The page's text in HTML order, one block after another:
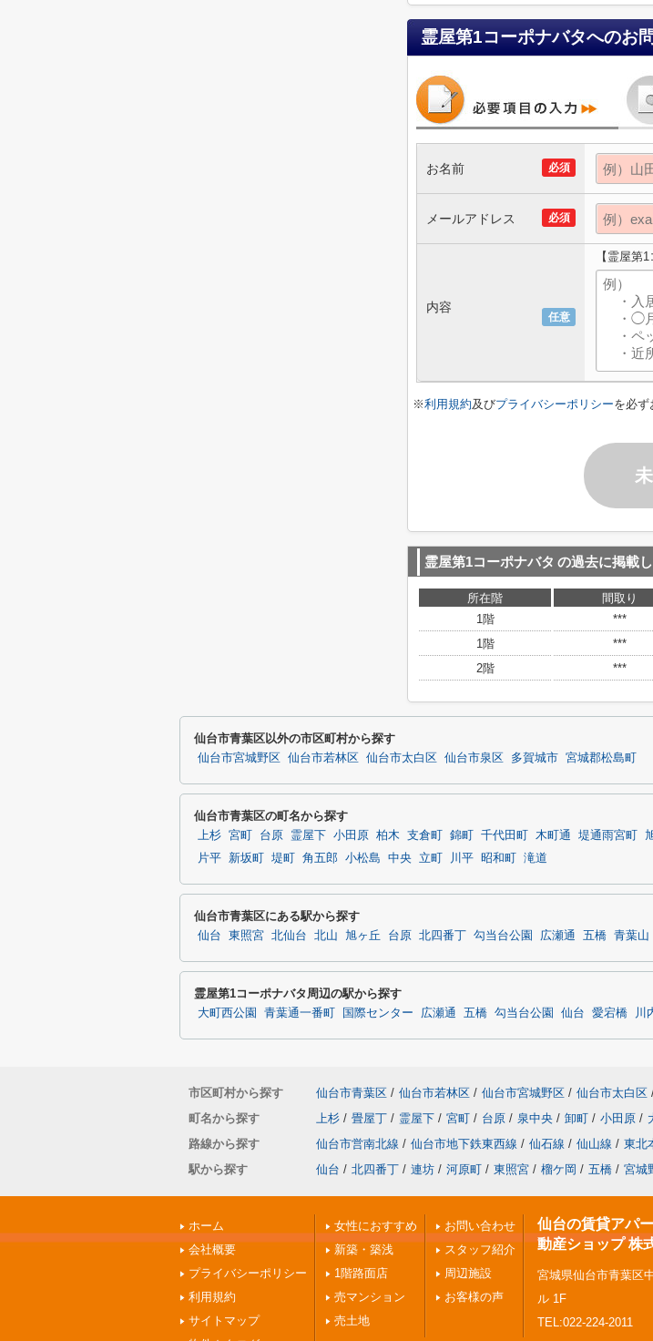
霊屋第1コーポナバタへのお
必須
お名前
必須
メールアドレス
任意
内容
【霊屋第
※利用規約及びプライバシーポリシーを必ず
霊屋第1コーポナバタ の過去に掲載
所在階 間取り
1階
***
1階
***
2階
***
仙台市青葉区以外の市区町村から探す
仙台市宮城野区 仙台市若林区 仙台市太白区 仙台市泉区 多賀城市 宮城郡松島町
仙台市青葉区の町名から探す
上杉 宮町 台原 霊屋下 小田原 柏木 支倉町 錦町 千代田町 木町通 堤通雨宮町
片平
新坂町 堤町 角五郎 小松島 中央 立町 川平 昭和町 滝道
仙台市青葉区にある駅から探す
仙台 東照宮 北仙台 北山 旭ヶ丘 台原 北四番丁 勾当台公園 広瀬通 五橋 青葉山
霊屋第1コーポナバタ周辺の駅から探す
大町西公園 青葉通一番町 国際センター 広瀬通 五橋 勾当台公園 仙台 愛宕橋 川
市区町村から探す 仙台市青葉区 / 仙台市若林区 / 仙台市宮城野区 / 仙台市太白区
町名から探す
上杉 / 畳屋丁 / 霊屋下 / 宮町 / 台原 / 泉中央 / 卸町 / 小田原 /
路線から探す
仙台市営南北線 / 仙台市地下鉄東西線 / 仙石線 / 仙山線 / 東北
駅から探す
仙台 / 北四番丁 / 連坊 / 河原町 / 東照宮 / 榴ケ岡 / 五橋 / 宮城
ホーム
会社概要
プライバシーポリシー
利用規約
サイトマップ
女性におすすめ
新築・築浅
1階路面店
売マンション
売土地
お問い合わせ
スタッフ紹介
周辺施設
お客様の声
仙台の賃貸アパ
動産ショップ 株
宮城県仙台市青葉区
ル 1F
TEL:022-224-2011